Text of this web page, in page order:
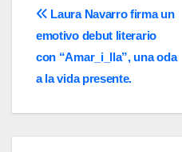
Navegación
de
entradas
Laura Navarro firma un
emotivo debut literario
con “Amar_i_lla”, una oda
a la vida presente.